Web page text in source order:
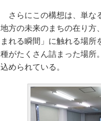
さらにこの構想は、単な
地方の未来のまちの在り方
まれる瞬間」に触れる場
種がたくさん詰まった場所
込められている。